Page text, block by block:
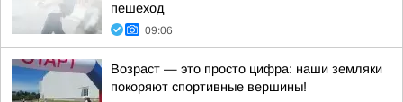
пешеход
09:06
Возраст — это просто цифра: наши земляки
покоряют спортивные вершины!